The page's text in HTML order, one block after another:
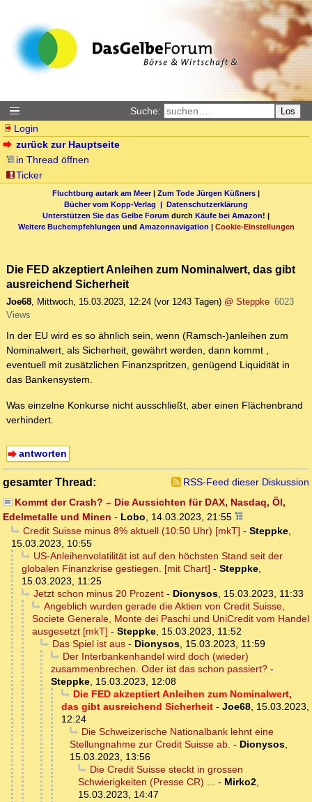
Suche: Los
Login
zurück zur Hauptseite
in Thread öffnen
Ticker
Fluchtburg autark am Meer| Zum Tode Jürgen Küßners |
Bücher vom Kopp-Verlag | Datenschutzerklärung
Unterstützen Sie das Gelbe Forum durch Käufe bei Amazon! |
Weitere Buchempfehlungen und Amazonnavigation | Cookie-Einstellungen
Die FED akzeptiert Anleihen zum Nominalwert, das gibt
ausreichend Sicherheit
Joe68, Mittwoch, 15.03.2023, 12:24 (vor 1243 Tagen) @ Steppke 6023
Views
In der EU wird es so ähnlich sein, wenn (Ramsch-)anleihen zum
Nominalwert, als Sicherheit, gewährt werden, dann kommt ,
eventuell mit zusätzlichen Finanzspritzen, genügend Liquidität in
das Bankensystem.
Was einzelne Konkurse nicht ausschließt, aber einen Flächenbrand
verhindert.
antworten
gesamter Thread:
RSS-Feed dieser Diskussion
Kommt der Crash? – Die Aussichten für DAX, Nasdaq, Öl,
Edelmetalle und Minen - Lobo, 14.03.2023, 21:55
Credit Suisse minus 8% aktuell (10:50 Uhr) [mkT] - Steppke,
15.03.2023, 10:55
US-Anleihenvolatilität ist auf den höchsten Stand seit der
globalen Finanzkrise gestiegen. [mit Chart] - Steppke,
15.03.2023, 11:25
Jetzt schon minus 20 Prozent- Dionysos, 15.03.2023, 11:33
Angeblich wurden gerade die Aktien von Credit Suisse,
Societe Generale, Monte dei Paschi und UniCredit vom Handel
ausgesetzt [mkT] - Steppke, 15.03.2023, 11:52
Das Spiel ist aus- Dionysos, 15.03.2023, 11:59
Der Interbankenhandel wird doch (wieder)
zusammenbrechen. Oder ist das schon passiert? -
Steppke, 15.03.2023, 12:08
Die FED akzeptiert Anleihen zum Nominalwert,
das gibt ausreichend Sicherheit - Joe68, 15.03.2023,
12:24
Die Schweizerische Nationalbank lehnt eine
Stellungnahme zur Credit Suisse ab. - Dionysos,
15.03.2023, 13:56
Die Credit Suisse steckt in grossen
Schwierigkeiten (Presse CR) ... - Mirko2,
15.03.2023, 14:47